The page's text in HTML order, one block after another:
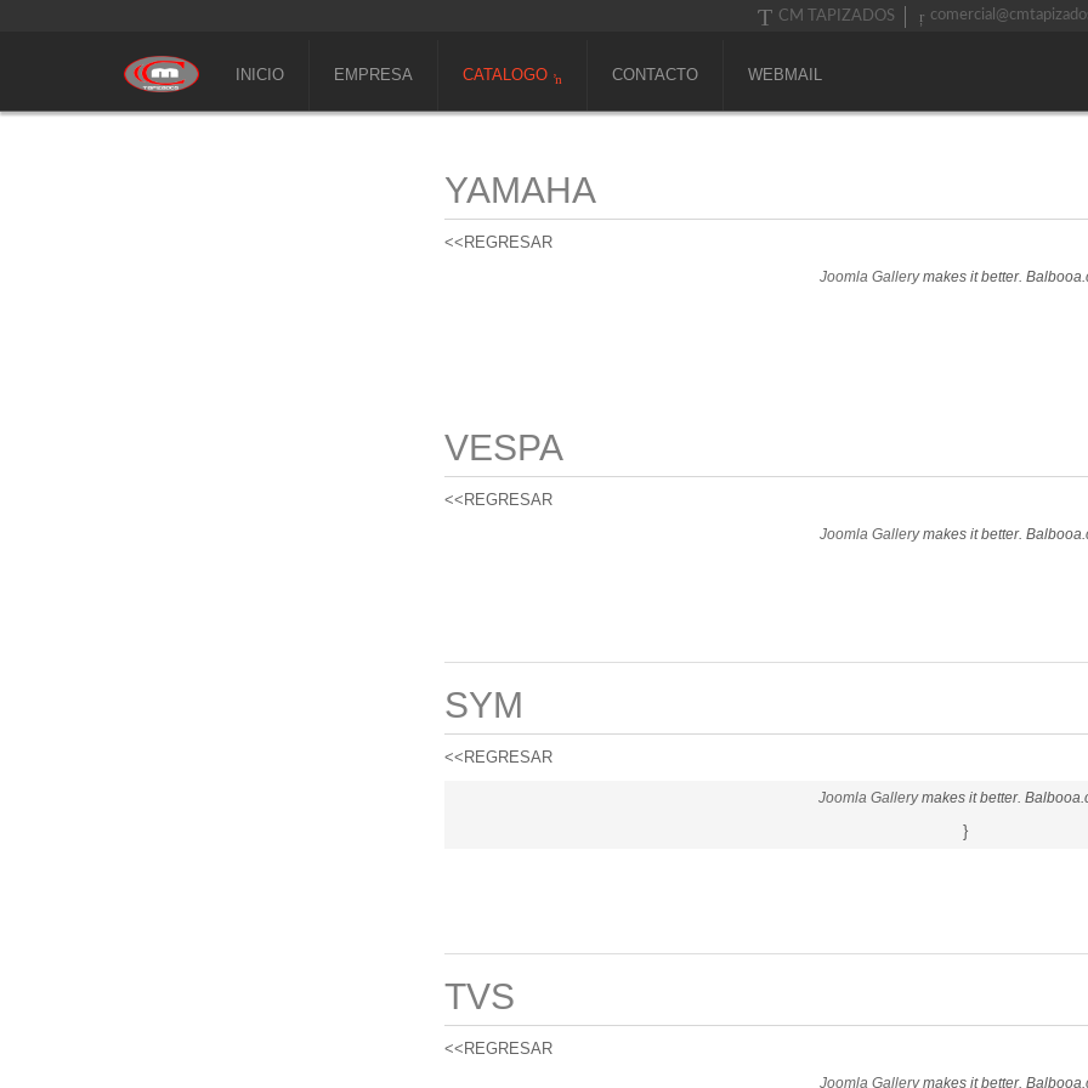
CM TAPIZADOS
INICIO EMPRESA CATALOGO CONTACTO WEBMAIL
YAMAHA
<<REGRESAR
Joomla Gallerymakes it better.
VESPA
<<REGRESAR
Joomla Gallerymakes it better.
SYM
<<REGRESAR
Joomla Gallerymakes it better.
}
TVS
<<REGRESAR
Joomla Gallerymakes it better.